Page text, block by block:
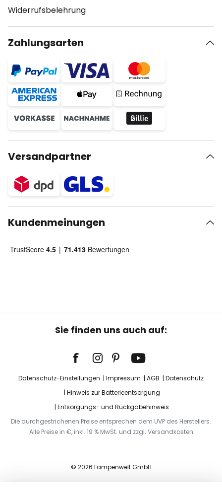
Widerrufsbelehrung
Zahlungsarten
Versandpartner
Kundenmeinungen
Sie finden uns auch auf:
Datenschutz-Einstellungen Impressum AGB
Datenschutz
Hinweis zur Batterieentsorgung
Entsorgungs- und Rückgabehinweis
Die durchgestrichenen Preise entsprechen dem UVP des Herstellers.
Alle Preise in €, inkl. 19 % MwSt. und zzgl. Versandkosten
© 2026 Lampenwelt GmbH